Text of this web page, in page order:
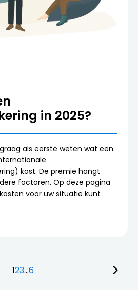
in 2025?
als eerste weten wat een
kost. De premie hangt
factoren. Op deze pagina
voor uw situatie kunt
123...6